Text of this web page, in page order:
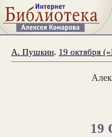
А. Пушкин. 19 октября
19